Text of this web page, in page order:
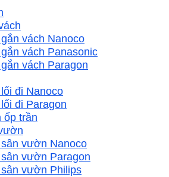
vách Nanoco
vách Panasonic
vách Paragon
đi Nanoco
đi Paragon
ốp trần
vườn Nanoco
vườn Paragon
vườn Philips